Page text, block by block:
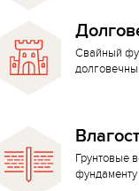
Свайный
Грунтовые
фундаменту